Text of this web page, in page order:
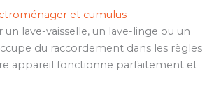
et cumulus
un lave-vaisselle, un lave-linge ou un
du raccordement dans les règles
appareil fonctionne parfaitement et